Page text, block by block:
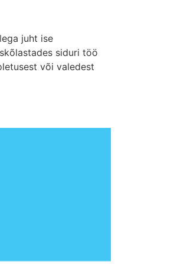
juht ise
siduri töö
või valedest